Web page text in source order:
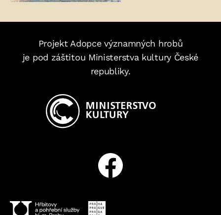
Projekt Adopce významných hrobů
je pod záštitou Ministerstva kultury České
republiky.
Facebook